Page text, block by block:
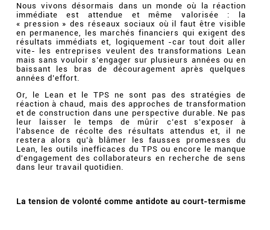
Nous vivons désormais dans un monde où la réaction
immédiate est attendue et même valorisée : la
« pression » des réseaux sociaux où il faut être visible
en permanence, les marchés financiers qui exigent des
résultats immédiats et, logiquement -car tout doit aller
vite- les entreprises veulent des transformations Lean
mais sans vouloir s’engager sur plusieurs années ou en
baissant les bras de découragement après quelques
années d’effort.
Or, le Lean et le TPS ne sont pas des stratégies de
réaction à chaud, mais des approches de transformation
et de construction dans une perspective durable. Ne pas
leur laisser le temps de mûrir c’est s’exposer à
l’absence de récolte des résultats attendus et, il ne
restera alors qu’à blâmer les fausses promesses du
Lean, les outils inefficaces du TPS ou encore le manque
d'engagement des collaborateurs en recherche de sens
dans leur travail quotidien.
La tension de volonté comme antidote au court-termisme